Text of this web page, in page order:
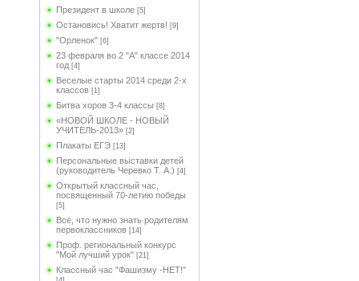
Президент в школе [5]
Остановись! Хватит жертв! [9]
"Орленок" [6]
23 февраля во 2 "А" классе 2014
год [4]
Веселые старты 2014 среди 2-х
классов [1]
Битва хоров 3-4 классы [8]
«НОВОЙ ШКОЛЕ - НОВЫЙ
УЧИТЕЛЬ-2013» [2]
Плакаты ЕГЭ [13]
Персональные выставки детей
(руководитель Черевко Т. А.) [4]
Открытый классный час,
посвященный 70-летию победы
[5]
Всё, что нужно знать родителям
первоклассников [14]
Проф. региональный конкурс
"Мой лучший урок" [21]
Классный час "Фашизму -НЕТ!"